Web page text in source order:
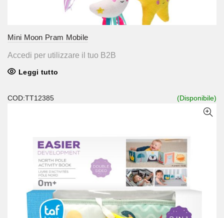
Mini Moon Pram Mobile
Accedi per utilizzare il tuo B2B
Leggi tutto
COD:TT12385 (Disponibile)